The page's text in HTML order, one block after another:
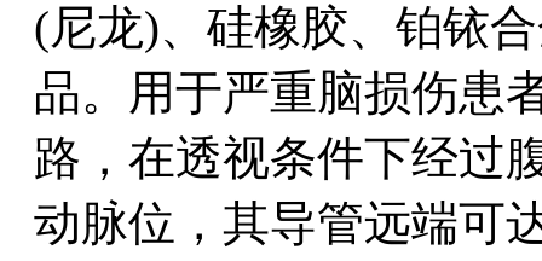
(尼龙)、硅橡胶、铂铱
品。用于严重脑损伤患
路，在透视条件下经过
动脉位，其导管远端可